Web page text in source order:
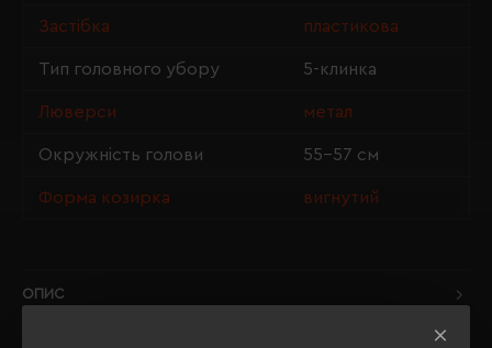
Застібка пластикова
Тип головного убору 5-клинка
Люверси метал
Окружність голови 55-57 см
Форма козирка вигнутий
ОПИС